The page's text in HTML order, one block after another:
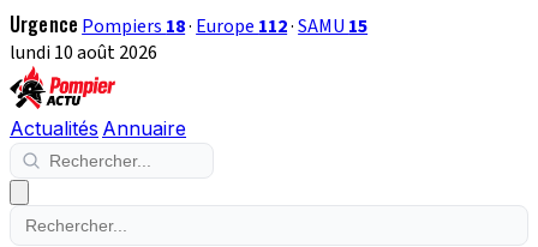
Urgence Pompiers 18· Europe 112·SAMU 15
lundi 10 août 2026
Actualités Annuaire